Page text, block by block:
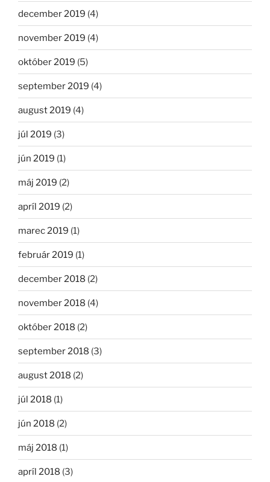
december 2019 (4)
november 2019 (4)
október 2019 (5)
september 2019 (4)
august 2019 (4)
júl 2019 (3)
jún 2019 (1)
máj 2019 (2)
apríl 2019 (2)
marec 2019 (1)
február 2019 (1)
december 2018 (2)
november 2018 (4)
október 2018 (2)
september 2018 (3)
august 2018 (2)
júl 2018 (1)
jún 2018 (2)
máj 2018 (1)
apríl 2018 (3)